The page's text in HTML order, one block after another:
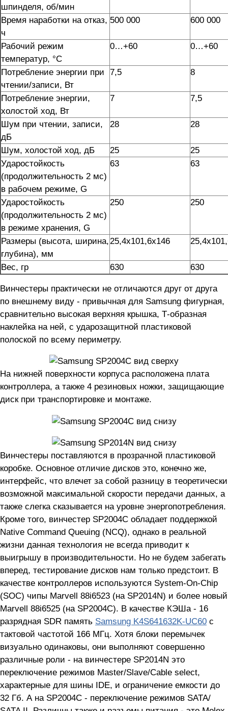
шпинделя, об/мин
Время наработки на отказ,
ч
500 000 600 000
Рабочий режим
температур, °C
0…+60 0…+60
Потребление энергии при
чтении/записи, Вт
7,5 8
Потребление энергии,
холостой ход, Вт
7 7,5
Шум при чтении, записи,
дБ
28 28
Шум, холостой ход, дБ 25
25
Ударостойкость
(продолжительность 2 мс)
в рабочем режиме, G
63 63
Ударостойкость
(продолжительность 2 мс)
в режиме хранения, G
250 250
Размеры (высота, ширина,
глубина), мм
25,4х101,6х146
Вес, гр 630 630
Винчестеры практически не отличаются друг от друга
по внешнему виду - привычная для Samsung фигурная,
сравнительно высокая верхняя крышка, Т-образная
наклейка на ней, c ударозащитной пластиковой
полоской по всему периметру.
На нижней поверхности корпуса расположена плата
контроллера, а также 4 резиновых ножки, защищающие
диск при транспортировке и монтаже.
Винчестеры поставляются в прозрачной пластиковой
коробке. Основное отличие дисков это, конечно же,
интерфейс, что влечет за собой разницу в теоретически
возможной максимальной скорости передачи данных, а
также слегка сказывается на уровне энергопотребления.
Кроме того, винчестер SP2004C обладает поддержкой
Native Command Queuing (NCQ), однако в реальной
жизни данная технология не всегда приводит к
выигрышу в производительности. Но не будем забегать
вперед, тестирование дисков нам только предстоит. В
качестве контроллеров используются System-On-Chip
(SOC) чипы Marvell 88i6523 (на SP2014N) и более новый
Marvell 88i6525 (на SP2004C). В качестве КЭШа - 16
разрядная SDR память Samsung K4S641632K-UC60 с
тактовой частотой 166 МГц. Хотя блоки перемычек
визуально одинаковы, они выполняют совершенно
различные роли - на винчестере SP2014N это
переключение режимов Master/Slave/Cable select,
характерные для шины IDE, и ограничение емкости до
32 Гб. А на SP2004C - переключение режимов SATA/